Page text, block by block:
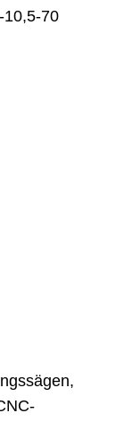
70